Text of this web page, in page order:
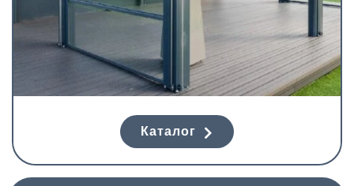
Каталог